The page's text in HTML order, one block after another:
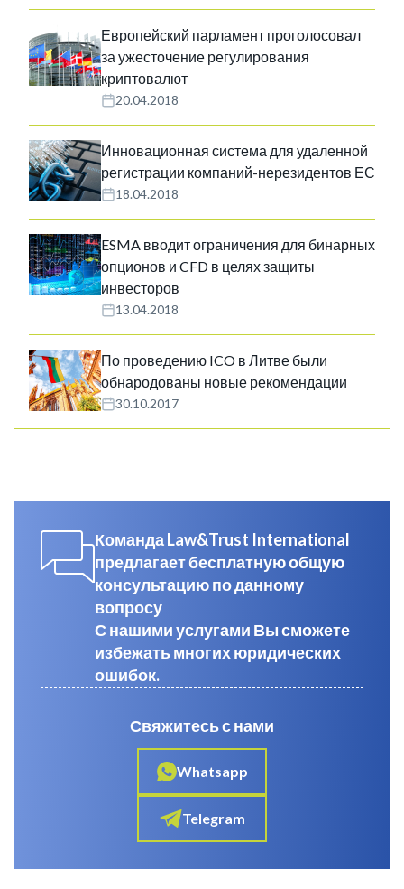
Европейский парламент проголосовал
за ужесточение регулирования
криптовалют
20.04.2018
Инновационная система для удаленной
регистрации компаний-нерезидентов ЕС
18.04.2018
ESMA вводит ограничения для бинарных
опционов и CFD в целях защиты
инвесторов
13.04.2018
По проведению ICO в Литве были
обнародованы новые рекомендации
30.10.2017
Команда Law&Trust International
предлагает бесплатную общую
консультацию по данному
вопросу
С нашими услугами Вы сможете
избежать многих юридических
ошибок.
Свяжитесь с нами
Whatsapp
Telegram